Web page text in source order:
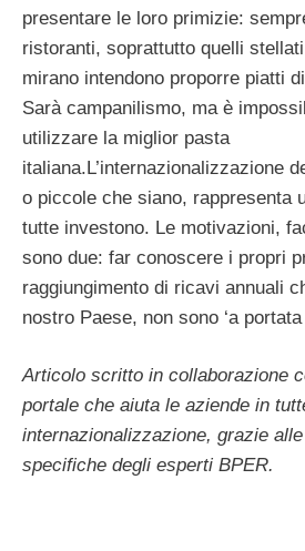
presentare le loro primizie:
ristoranti, soprattutto quelli
mirano intendono proporre piatti
Sarà campanilismo, ma è
utilizzare la miglior pasta
italiana.L’internazionalizzazione
o piccole che siano, rappresenta
tutte investono. Le motivazioni,
sono due: far conoscere i propri
raggiungimento di ricavi annuali
nostro Paese, non sono ‘a portata
Articolo scritto in collaborazione
portale che aiuta le aziende in
internazionalizzazione, grazie
specifiche degli esperti BPER.